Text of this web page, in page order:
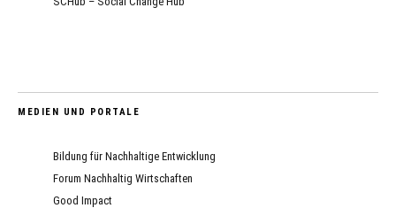
MEDIEN UND PORTALE
Bildung für Nachhaltige Entwicklung
Forum Nachhaltig Wirtschaften
Good Impact